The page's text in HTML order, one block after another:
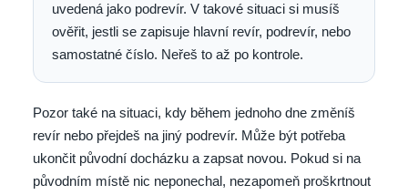
uvedená jako podrevír. V takové situaci si musíš
ověřit, jestli se zapisuje hlavní revír, podrevír, nebo
samostatné číslo. Neřeš to až po kontrole.
Pozor také na situaci, kdy během jednoho dne změníš
revír nebo přejdeš na jiný podrevír. Může být potřeba
ukončit původní docházku a zapsat novou. Pokud si na
původním místě nic neponechal, nezapomeň proškrtnout